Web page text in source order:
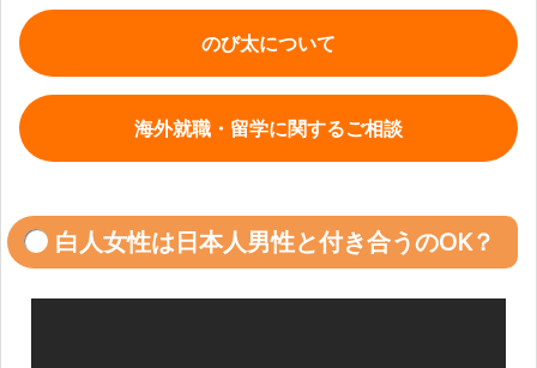
のび太について
海外就職・留学に関するご相談
白人女性は日本人男性と付き合うのOK？